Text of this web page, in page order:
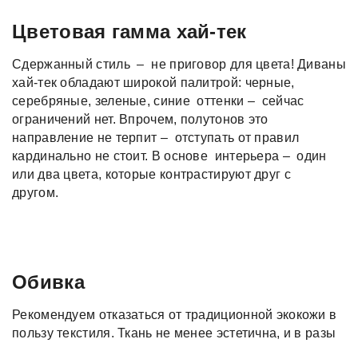
Цветовая гамма хай-тек
Сдержанный стиль – не приговор для цвета! Диваны
хай-тек обладают широкой палитрой: черные,
серебряные, зеленые, синие оттенки – сейчас
ограничений нет. Впрочем, полутонов это
направление не терпит – отступать от правил
кардинально не стоит. В основе интерьера – один
или два цвета, которые контрастируют друг с
другом.
Обивка
Рекомендуем отказаться от традиционной экокожи в
пользу текстиля. Ткань не менее эстетична, и в разы